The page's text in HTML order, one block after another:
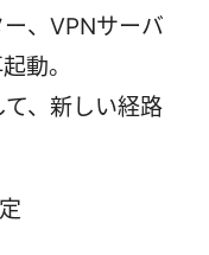
、VPNサーバ
動。
、新しい経路